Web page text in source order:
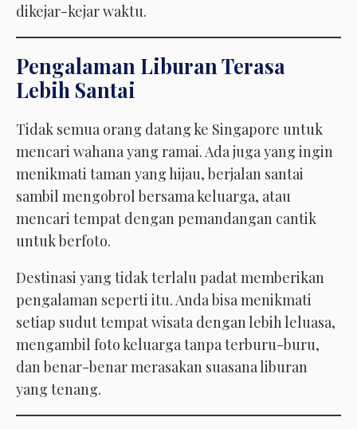
dikejar-kejar waktu.
Pengalaman Liburan Terasa
Lebih Santai
Tidak semua orang datang ke Singapore untuk
mencari wahana yang ramai. Ada juga yang ingin
menikmati taman yang hijau, berjalan santai
sambil mengobrol bersama keluarga, atau
mencari tempat dengan pemandangan cantik
untuk berfoto.
Destinasi yang tidak terlalu padat memberikan
pengalaman seperti itu. Anda bisa menikmati
setiap sudut tempat wisata dengan lebih leluasa,
mengambil foto keluarga tanpa terburu-buru,
dan benar-benar merasakan suasana liburan
yang tenang.